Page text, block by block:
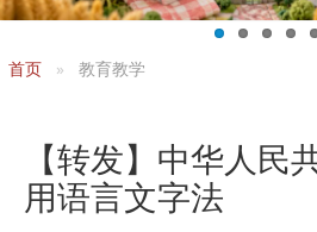
首页 教育教学
【转发】中华人民
用语言文字法